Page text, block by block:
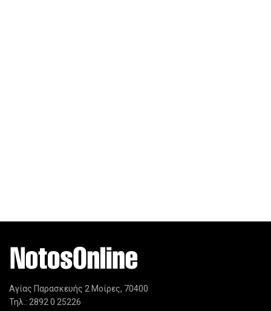
Αγίας Παρασκευής 2 Μοίρες, 70400
Τηλ.: 2892 0 25226